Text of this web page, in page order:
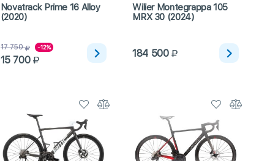
Novatrack Prime 16 Alloy
(2020)
17 750 -12%
15 700
Wilier Montegrappa 105
MRX 30 (2024)
184 500